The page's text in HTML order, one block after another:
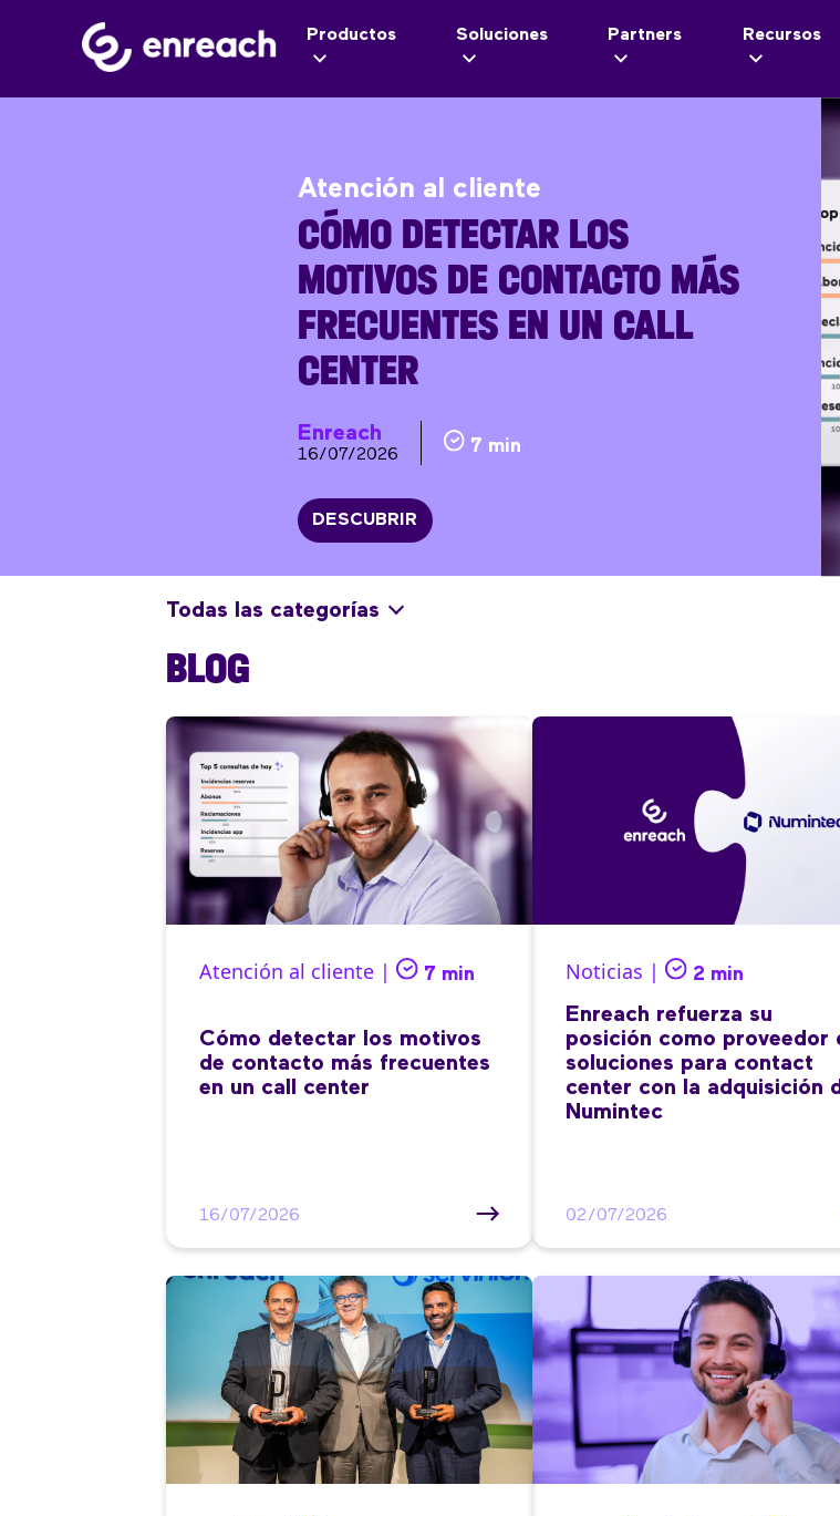
Productos Soluciones Partners Recursos
Atención al cliente
CÓMO DETECTAR LOS
MOTIVOS DE CONTACTO MÁS
FRECUENTES EN UN CALL
CENTER
Enreach
16/07/2026 7 min
DESCUBRIR
Todas las categorías
BLOG
Atención al cliente | 7 min
Cómo detectar los motivos
de contacto más frecuentes
en un call center
16/07/2026
Noticias | 2 min
Enreach refuerza su
posición como proveedor
soluciones para contact
center con la adquisición
Numintec
02/07/2026